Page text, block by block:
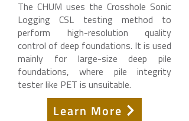
The CHUM uses the Crosshole Sonic
Logging CSL testing method to
perform high-resolution quality
control of deep foundations. It is used
mainly for large-size deep pile
foundations, where pile integrity
tester like PET is unsuitable.
Learn More